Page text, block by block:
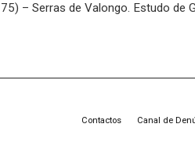
– Serras de Valongo. Estudo
Contactos Canal de